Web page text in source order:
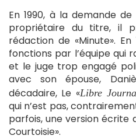
En 1990, à la demande
propriétaire du titre, il
rédaction de «Minute».
fonctions par l’équipe qui
et le juge trop engagé
avec son épouse,
décadaire, Le «Libre
qui n’est pas,
parfois, une version écrite
Courtoisie».